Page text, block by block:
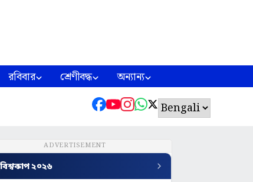
রবিবার শ্রেণীবদ্ধ অন্যান্য
ADVERTISEMENT